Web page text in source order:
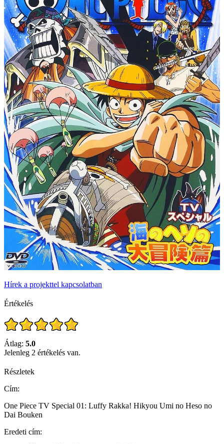
Hírek a projekttel kapcsolatban
Értékelés
Átlag: 5.0
Jelenleg 2 értékelés van.
Részletek
Cím:
One Piece TV Special 01: Luffy Rakka! Hikyou Umi no Heso no
Dai Bouken
Eredeti cím: